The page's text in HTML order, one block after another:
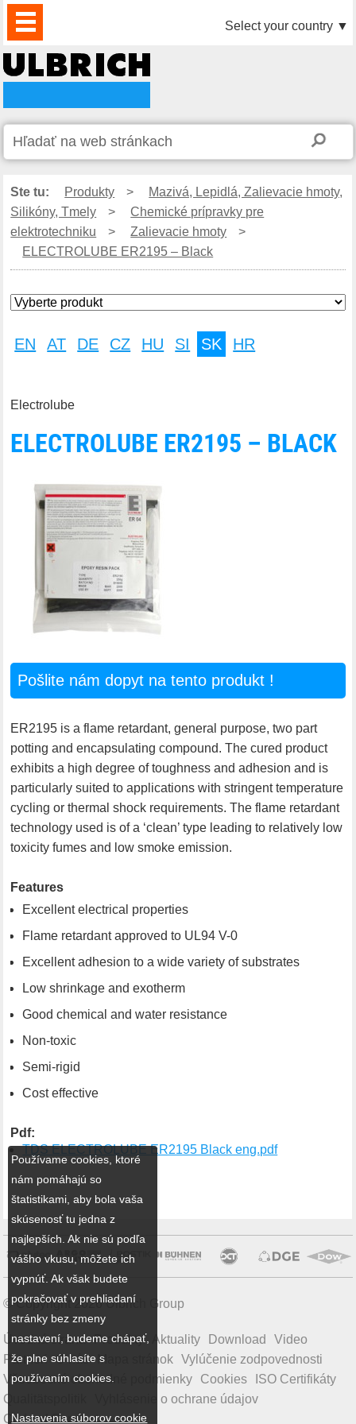
PRODUKTY
AKTUALITY
DOWNLOAD
VIDEO
PARTNERI
NÁS
KONTAKTY Select your country ▼
Ste tu: Produkty >
Mazivá, Lepidlá, Zalievacie hmoty,
Silikóny, Tmely
>
Chemické prípravky pre
elektrotechniku
> Zalievacie hmoty
>
ELECTROLUBE ER2195 – Black
EN AT DE CZ HU SI SK HR
Electrolube
ELECTROLUBE ER2195 – BLACK
Pošlite nám dopyt na tento produkt !
ER2195 is a flame retardant, general purpose, two part
potting and encapsulating compound. The cured product
exhibits a high degree of toughness and adhesion and is
particularly suited to applications with stringent temperature
cycling or thermal shock requirements. The flame retardant
technology used is of a ‘clean’ type leading to relatively low
toxicity fumes and low smoke emission.
Features
Excellent electrical properties
Flame retardant approved to UL94 V-0
Excellent adhesion to a wide variety of substrates
Low shrinkage and exotherm
Good chemical and water resistance
Non-toxic
Semi-rigid
Cost effective
Pdf:
TDS ELECTROLUBE ER2195 Black eng.pdf
© Copyright 2026 Ulbrich Group
Úvodná strana Produkty Aktuality Download
Video
Partneri
O nás Mapa stránok
Vylúčenie zodpovednosti
Všeobecné obchodné podmienky
Cookies
ISO Certifikáty
Qualitätspolitik
Vyhlásenie o ochrane údajov
Code of Conduct
Používame cookies, ktoré
nám pomáhajú so
štatistikami, aby bola vaša
skúsenosť tu jedna z
najlepších. Ak nie sú podľa
vášho vkusu, môžete ich
vypnúť. Ak však budete
pokračovať v prehliadaní
stránky bez zmeny
nastavení, budeme chápať,
že plne súhlasíte s
používaním cookies.
Nastavenia súborov cookie